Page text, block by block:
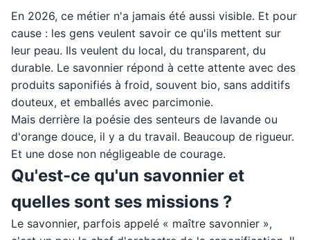
En 2026, ce métier n'a jamais été aussi visible. Et pour
cause : les gens veulent savoir ce qu'ils mettent sur
leur peau. Ils veulent du local, du transparent, du
durable. Le savonnier répond à cette attente avec des
produits saponifiés à froid, souvent bio, sans additifs
douteux, et emballés avec parcimonie.
Mais derrière la poésie des senteurs de lavande ou
d'orange douce, il y a du travail. Beaucoup de rigueur.
Et une dose non négligeable de courage.
Qu'est-ce qu'un savonnier et
quelles sont ses missions ?
Le savonnier, parfois appelé « maître savonnier »,